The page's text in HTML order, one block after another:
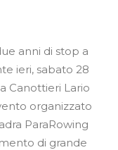
anni di stop a
ieri, sabato 28
Canottieri Lario
organizzato
ParaRowing
di grande